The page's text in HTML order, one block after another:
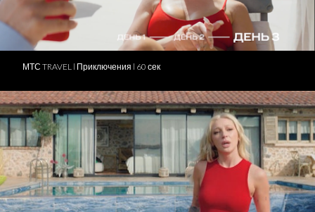
МТС TRAVEL l Приключения l 60 сек